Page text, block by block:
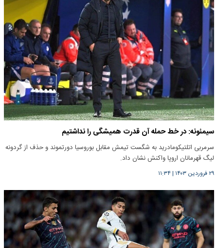
سیمئونه: در خط حمله آن قدرت همیشگی‌‌ را نداشتیم
سرمربی اتلتیکومادرید به شگست تیمش مقابل بوروسیا دورتموند و حذف از گردونه
لیگ قهرمانان اروپا واکنش نشان داد.
۲۹ فروردین ۱۴۰۳ |۱۱:۳۴